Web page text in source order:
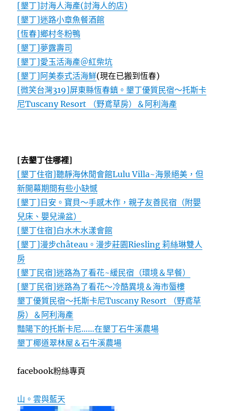
[墾丁]討海人海產(討海人的店)
[墾丁]迷路小章魚餐酒館
[恆春]鄉村冬粉鴨
[墾丁]夢露壽司
[墾丁]愛玉活海產＠紅柴坑
[墾丁]阿美泰式活海鮮(現在已搬到恆春)
[微笑台灣319]屏東縣恆春鎮。墾丁優質民宿～托斯卡
尼Tuscany Resort （野鳶草房）＆阿利海產
[去墾丁住哪裡]
[墾丁住宿]聽靜海休閒會館Lulu Villa~海景絕美，但
新開幕期間有些小缺憾
[墾丁]日安。寶貝～手感木作，親子友善民宿（附嬰
兒床、嬰兒澡盆）
[墾丁住宿]白水木水漾會館
[墾丁]漫步château。漫步莊園Riesling 莉絲琳雙人
房
[墾丁民宿]迷路為了看花~緩民宿（環境＆早餐）
[墾丁民宿]迷路為了看花～冷酷異境＆海市蜃樓
墾丁優質民宿～托斯卡尼Tuscany Resort （野鳶草
房）＆阿利海產
豔陽下的托斯卡尼……在墾丁石牛溪農場
墾丁椰道翠林屋＆石牛溪農場
facebook粉絲專頁
山。雲與藍天